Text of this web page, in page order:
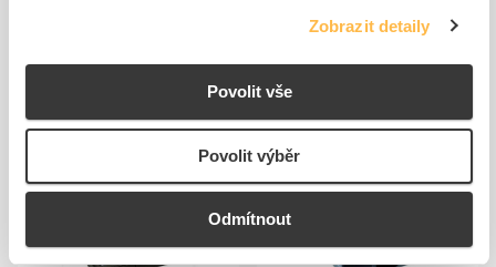
Zobrazit detaily
Povolit vše
Povolit výběr
Odmítnout